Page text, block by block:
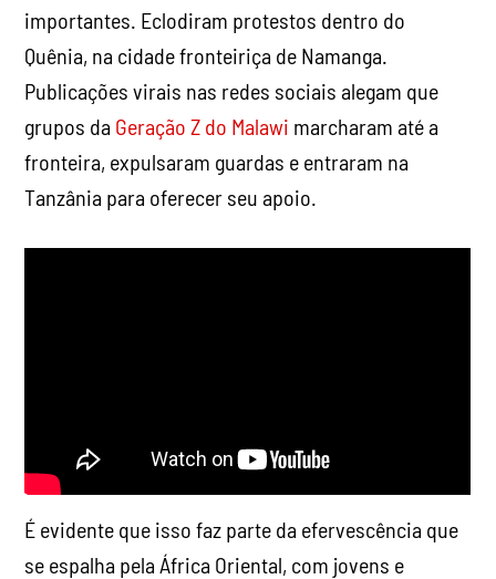
importantes. Eclodiram protestos dentro do
Quênia, na cidade fronteiriça de Namanga.
Publicações virais nas redes sociais alegam que
grupos da Geração Z do Malawi marcharam até a
fronteira, expulsaram guardas e entraram na
Tanzânia para oferecer seu apoio.
É evidente que isso faz parte da efervescência que
se espalha pela África Oriental, com jovens e